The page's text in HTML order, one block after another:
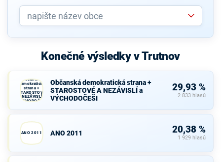
Konečné výsledky v Trutnov
Občanská
demokratická
strana +
STAROSTOVÉ
A NEZÁVISLÍ a
VÝCHODOČEŠI
Občanská demokratická strana +
STAROSTOVÉ A NEZÁVISLÍ a
VÝCHODOČEŠI
29,93 %
2 833 hlasů
ANO 2011 ANO 2011 20,38 %
1 929 hlasů